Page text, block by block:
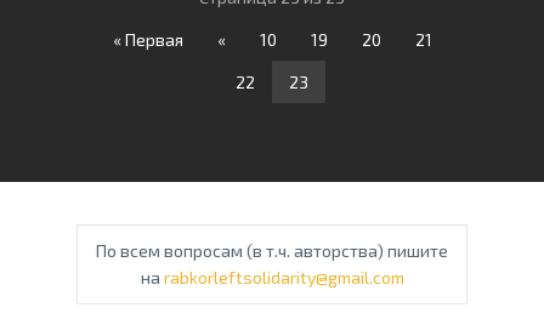
« Первая « 10 19 20 21
22 23
По всем вопросам (в т.ч. авторства) пишите
на rabkorleftsolidarity@gmail.com